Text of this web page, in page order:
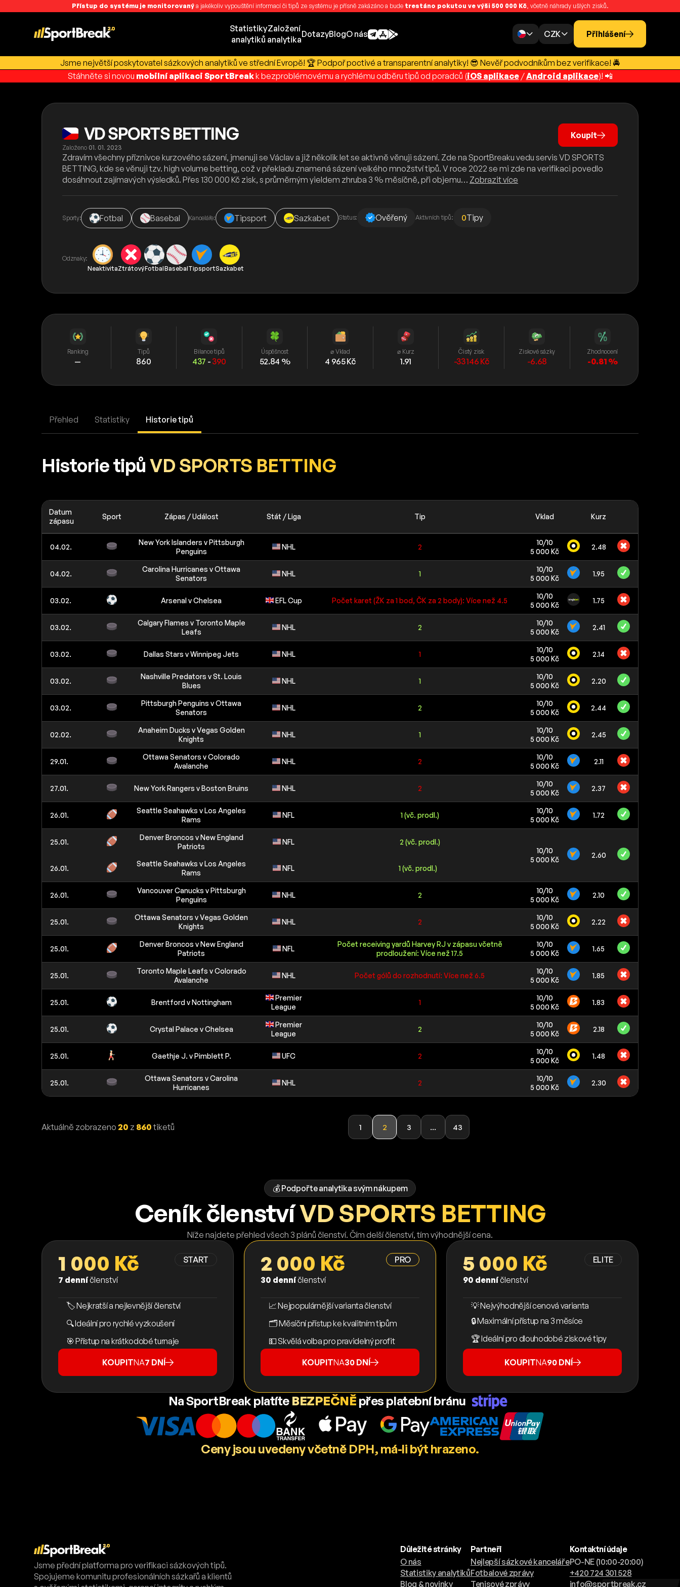
Přístup do systému je monitorovanýa jakékoliv vypouštění informací či tipů ze systému je přísně zakázáno a bude trestáno pokutou ve výši 500 000 Kč, včetně náhrady ušlých zisků.
Statistiky
analytiků
Založení
analytika
DotazyBlogO nás CZK Přihlášení
Jsme největší poskytovatel sázkových analytiků ve střední Evropě! 🏆 Podpoř poctivé a transparentní analytiky! 😎 Nevěř podvodníkům bez verifikace! 🚔
Stáhněte si novou mobilní aplikaci SportBreakk bezproblémovému a rychlému odběru tipů od poradců (iOS aplikace/Android aplikace)! 📲
VD SPORTS BETTING
Založeno 01. 01. 2023
Koupit
Zdravím všechny příznivce kurzového sázení, jmenuji se Václav a již několik let se aktivně věnuji sázení. Zde na SportBreaku vedu servis VD SPORTS
BETTING, kde se věnuji tzv. high volume betting, což v překladu znamená sázení velkého množství tipů. V roce 2022 se mi zde na verifikaci povedlo
dosáhnout zajímavých výsledků. Přes 130 000 Kč zisk, s průměrným yieldem zhruba 3 % měsíčně, při objemu… Zobrazit více
Sporty: Fotbal Basebal Kanceláře: Tipsport Sazkabet Status: Ověřený Aktivních tipů: 0Tipy
Odznaky:
NeaktivitaZtrátovýFotbalBasebalTipsportSazkabet
Ranking
—
Tipů
860
Bilance tipů
437 - 390
Úspěšnost
52.84 %
⌀ Vklad
4 965 Kč
⌀ Kurz
1.91
Čistý zisk
-33 146 Kč
Ziskové sázky
-6.68
Zhodnocení
-0.81 %
Přehled Statistiky Historie tipů
Historie tipůVD SPORTS BETTING
Datum
zápasu
Sport Zápas / Událost Stát / Liga Tip Vklad Kurz
04.02.
New York Islanders v Pittsburgh
Penguins
NHL 2
10/10
5 000 Kč
2.48
04.02.
Carolina Hurricanes v Ottawa
Senators
NHL 1
10/10
5 000 Kč
1.95
03.02. Arsenal v Chelsea EFL Cup Počet karet (ŽK za 1 bod, ČK za 2 body): Více než 4.5
10/10
5 000 Kč
1.75
03.02.
Calgary Flames v Toronto Maple
Leafs
NHL 2
10/10
5 000 Kč
2.41
03.02. Dallas Stars v Winnipeg Jets NHL 1
10/10
5 000 Kč
2.14
03.02.
Nashville Predators v St. Louis
Blues
NHL 1
10/10
5 000 Kč
2.20
03.02.
Pittsburgh Penguins v Ottawa
Senators
NHL 2
10/10
5 000 Kč
2.44
02.02.
Anaheim Ducks v Vegas Golden
Knights
NHL 1
10/10
5 000 Kč
2.45
29.01.
Ottawa Senators v Colorado
Avalanche
NHL 2
10/10
5 000 Kč
2.11
27.01. New York Rangers v Boston Bruins NHL 2
10/10
5 000 Kč
2.37
26.01.
Seattle Seahawks v Los Angeles
Rams
NFL 1 (vč. prodl.)
10/10
5 000 Kč
1.72
25.01.
Denver Broncos v New England
Patriots
NFL
2 (vč. prodl.)
10/10
5 000 Kč
2.60
26.01.
Seattle Seahawks v Los Angeles
Rams
NFL 1 (vč. prodl.)
26.01.
Vancouver Canucks v Pittsburgh
Penguins
NHL 2
10/10
5 000 Kč
2.10
25.01.
Ottawa Senators v Vegas Golden
Knights
NHL 2
10/10
5 000 Kč
2.22
25.01.
Denver Broncos v New England
Patriots
NFL
Počet receiving yardů Harvey RJ v zápasu včetně
prodloužení: Více než 17.5
10/10
5 000 Kč
1.65
25.01.
Toronto Maple Leafs v Colorado
Avalanche
NHL Počet gólů do rozhodnutí: Více než 6.5
10/10
5 000 Kč
1.85
25.01. Brentford v Nottingham
Premier
League
1
10/10
5 000 Kč
1.83
25.01. Crystal Palace v Chelsea
Premier
League
2
10/10
5 000 Kč
2.18
25.01. Gaethje J. v Pimblett P. UFC 2
10/10
5 000 Kč
1.48
25.01.
Ottawa Senators v Carolina
Hurricanes
NHL 2
10/10
5 000 Kč
2.30
Aktuálně zobrazeno 20 z 860tiketů 1 2 3 ... 43
💰 Podpořte analytika svým nákupem
Ceník členstvíVD SPORTS BETTING
Níže najdete přehled všech 3 plánů členství. Čím delší členství, tím výhodnější cena.
START
1 000 Kč
7 denníčlenství
🏷️ Nejkratší a nejlevnější členství
🔍 Ideální pro rychlé vyzkoušení
🎯 Přístup na krátkodobé turnaje
KOUPITNA7 DNÍ
PRO
2 000 Kč
30 denníčlenství
📈 Nejpopulárnější varianta členství
🗂️ Měsíční přístup ke kvalitním tipům
💵 Skvělá volba pro pravidelný profit
KOUPITNA30 DNÍ
ELITE
5 000 Kč
90 denníčlenství
💡 Nejvýhodnější cenová varianta
🔒 Maximální přístup na 3 měsíce
🏆 Ideální pro dlouhodobé ziskové tipy
KOUPITNA90 DNÍ
Na SportBreak platíte BEZPEČNĚ přes platební bránu
Ceny jsou uvedeny včetně DPH, má-li být hrazeno.
Jsme přední platforma pro verifikaci sázkových tipů.
Spojujeme komunitu profesionálních sázkařů a klientů
Důležité stránky
O nás
Statistiky analytiků
Blog & novinky
Partneři
Nejlepší sázkové kanceláře
Fotbalové zprávy
Tenisové zprávy
Kontaktní údaje
PO-NE (10:00-20:00)
+420 724 301 528
info@sportbreak.cz